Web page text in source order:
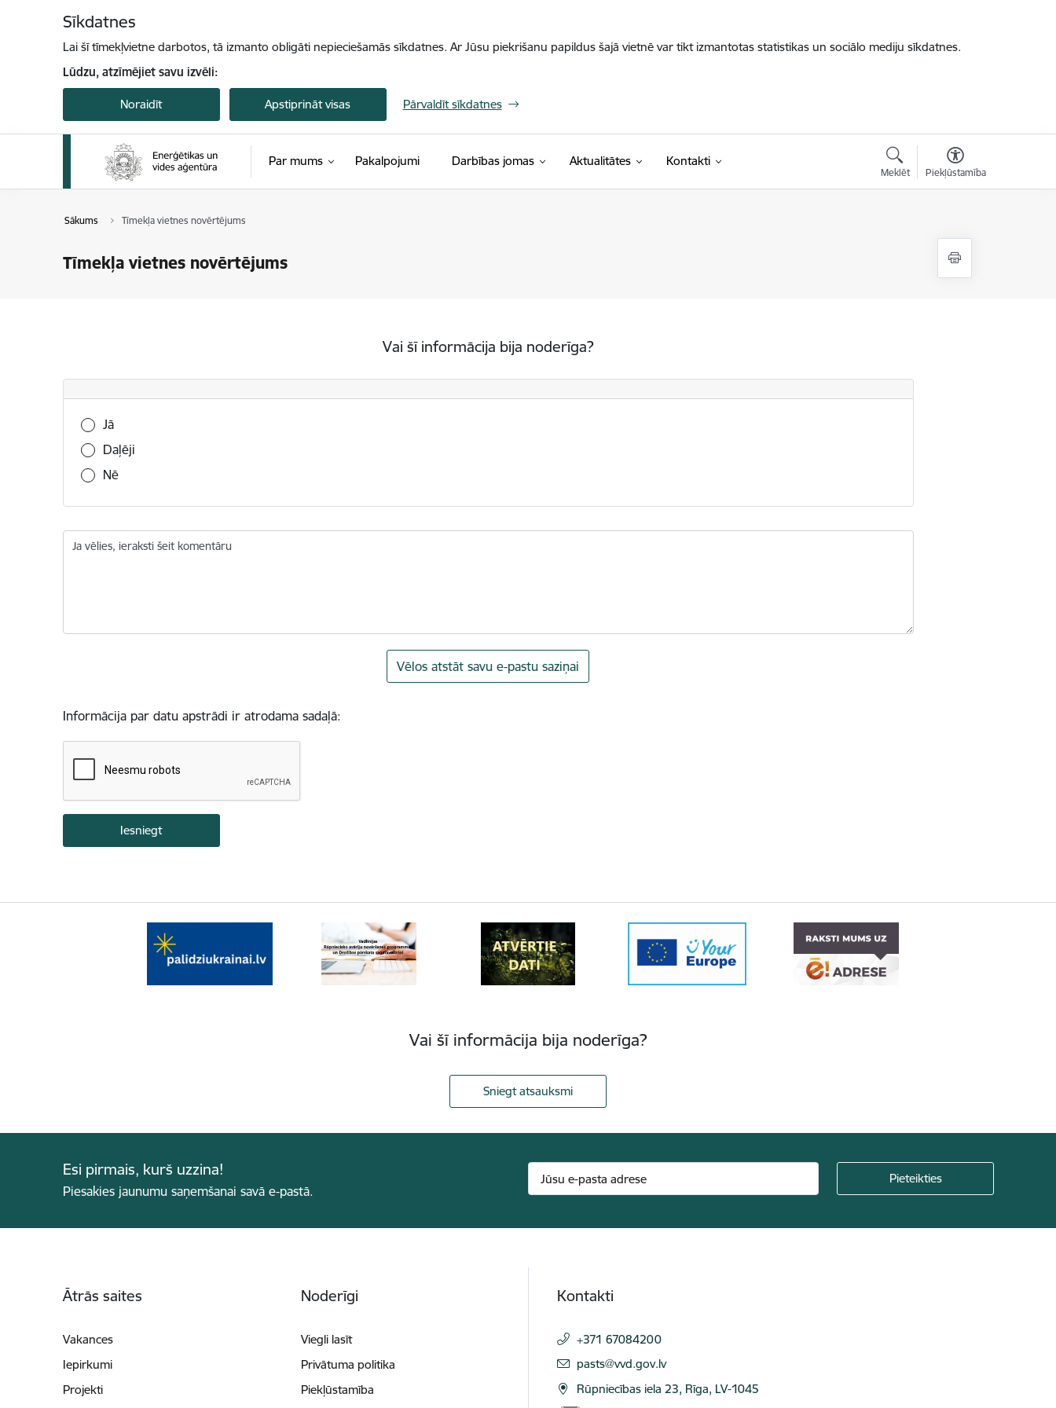
Sīkdatnes
Lai šī tīmekļvietne darbotos, tā izmanto obligāti nepieciešamās sīkdatnes. Ar Jūsu piekrišanu papildus šajā vietnē var tikt izmantotas statistikas un sociālo mediju sīkdatnes.
Lūdzu, atzīmējiet savu izvēli:
Noraidīt Apstiprināt visas Pārvaldīt sīkdatnes
Par mums Pakalpojumi Darbības jomas Aktualitātes Kontakti
Meklēt Piekļūstamība
Sākums Tīmekļa vietnes novērtējums
Tīmekļa vietnes novērtējums
Vai šī informācija bija noderīga?
Vai šī informācija bija noderīga?
Jā
Daļēji
Nē
Ja vēlies, ieraksti šeit komentāru
Vēlos atstāt savu e-pastu saziņai
Informācija par datu apstrādi ir atrodama sadaļā:
Vai šī informācija bija noderīga?
Sniegt atsauksmi
Esi pirmais, kurš uzzina!
Piesakies jaunumu saņemšanai savā e-pastā.
Ātrās saites
Vakances
Iepirkumi
Projekti
Noderīgi
Viegli lasīt
Privātuma politika
Piekļūstamība
Kontakti
+371 67084200
E-pasts:
pasts@vvd.gov.lv
Rūpniecības iela 23, Rīga, LV-1045